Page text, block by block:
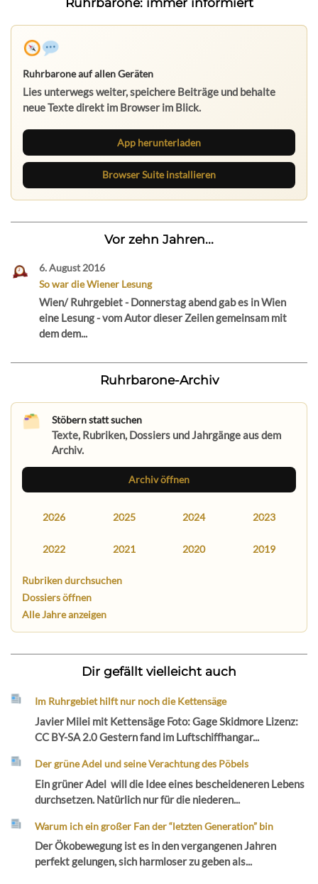
Ruhrbarone auf allen Geräten
Lies unterwegs weiter, speichere Beiträge und behalte
neue Texte direkt im Browser im Blick.
App herunterladen
Browser Suite installieren
Vor zehn Jahren...
6. August 2016
So war die Wiener Lesung
Wien/ Ruhrgebiet - Donnerstag abend gab es in Wien
eine Lesung - vom Autor dieser Zeilen gemeinsam mit
dem dem...
Ruhrbarone-Archiv
Stöbern statt suchen
Texte, Rubriken, Dossiers und Jahrgänge aus dem
Archiv.
Archiv öffnen
2026 2025 2024 2023
2022 2021 2020 2019
Rubriken durchsuchen
Dossiers öffnen
Alle Jahre anzeigen
Dir gefällt vielleicht auch
Im Ruhrgebiet hilft nur noch die Kettensäge
Javier Milei mit Kettensäge Foto: Gage Skidmore Lizenz:
CC BY-SA 2.0 Gestern fand im Luftschiffhangar...
Der grüne Adel und seine Verachtung des Pöbels
Ein grüner Adel will die Idee eines bescheideneren Lebens
durchsetzen. Natürlich nur für die niederen...
Warum ich ein großer Fan der “letzten Generation” bin
Der Ökobewegung ist es in den vergangenen Jahren
perfekt gelungen, sich harmloser zu geben als...